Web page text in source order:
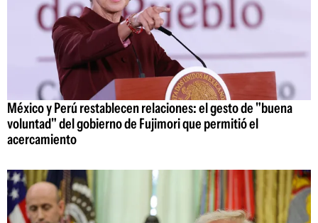
México y Perú restablecen relaciones: el gesto de "buena
voluntad" del gobierno de Fujimori que permitió el
acercamiento